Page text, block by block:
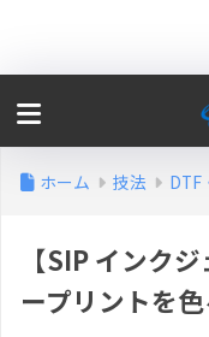
ホーム 技法 DTF
【SIP インク
ープリントを